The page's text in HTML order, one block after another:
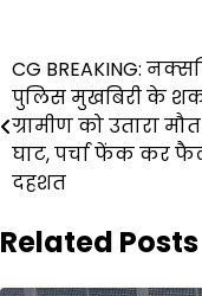
Post
navigation
CG BREAKING:
पुलिस मुखबिरी के
ग्रामीण को उतारा
घाट, पर्चा फेंक कर
दहशत
Related Posts